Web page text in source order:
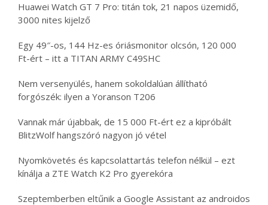
Huawei Watch GT 7 Pro: titán tok, 21 napos üzemidő,
3000 nites kijelző
Egy 49″-os, 144 Hz-es óriásmonitor olcsón, 120 000
Ft-ért – itt a TITAN ARMY C49SHC
Nem versenyülés, hanem sokoldalúan állítható
forgószék: ilyen a Yoranson T206
Vannak már újabbak, de 15 000 Ft-ért ez a kipróbált
BlitzWolf hangszóró nagyon jó vétel
Nyomkövetés és kapcsolattartás telefon nélkül – ezt
kínálja a ZTE Watch K2 Pro gyerekóra
Szeptemberben eltűnik a Google Assistant az androidos